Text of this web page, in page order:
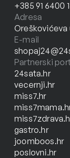
+385 91 6400
Adresa
Oreškovićeva
E-mail
Partnerski
24sata.hr
vecernji.hr
miss7.hr
gastro.hr
joomboos.hr
poslovni.hr